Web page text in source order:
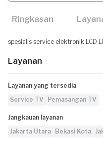
Ringkasan
spesialis service elektronik LCD
Layanan
Layanan yang tersedia
Service TV
Pemasangan TV
Jangkauan layanan
Jakarta Utara
Bekasi Kota